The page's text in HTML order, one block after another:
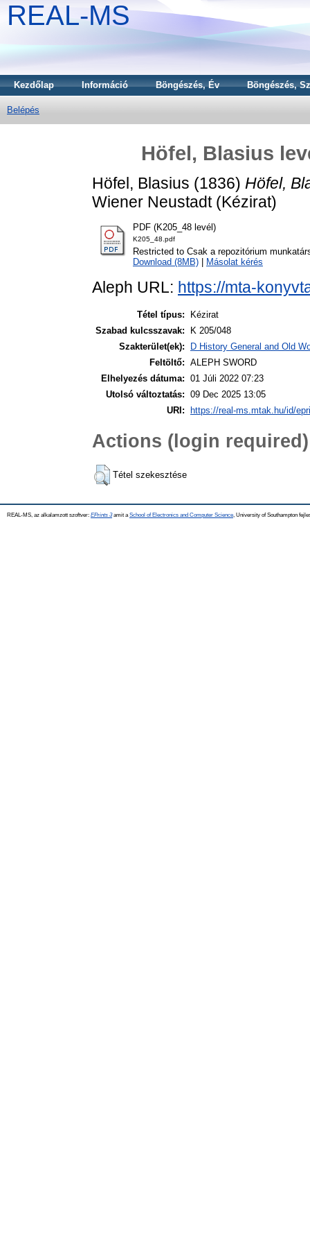
REAL-MS
Kezdőlap Információ Böngészés, Év Böngészés,
Belépés
Höfel, Blasius
Höfel, Blasius (1836) Höfel,
Wiener Neustadt (Kézirat)
PDF (K205_48 levél)
K205_48.pdf
Restricted to Csak a repozitórium
Download (8MB)
Másolat kérés
Aleph URL: https://mta-
Tétel típus:
Kézirat
Szabad kulcsszavak:
K 205/048
Szakterület(ek):
D History General and Old
Feltöltő: ALEPH SWORD
Elhelyezés dátuma: 01 Júli 2022 07:23
Utolsó változtatás: 09 Dec 2025 13:05
URI:
https://real-ms.mtak.hu/id/
Actions (login required)
Tétel szekesztése
REAL-MS, az alkalamzott szoftver: EPrints 3amit a School of Electronics and Computer Science , University of Southampton